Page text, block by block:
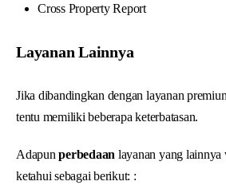
Cross Property Report
Layanan Lainnya
Jika dibandingkan dengan layanan
tentu memiliki beberapa keterbatasan.
Adapunperbedaan layanan yang lainnya
ketahui sebagai berikut: :